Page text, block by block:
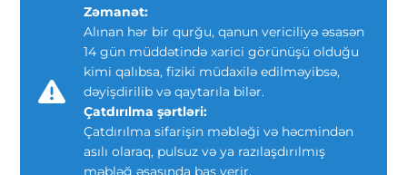
Zəmanət:
Alınan hər bir qurğu, qanun vericiliyə əsasən
14 gün müddətində xarici görünüşü olduğu
kimi qalıbsa, fiziki müdaxilə edilməyibsə,
dəyişdirilib və qaytarıla bilər.
Çatdırılma şərtləri:
Çatdırılma sifarişin məbləği və həcmindən
asılı olaraq, pulsuz və ya razılaşdırılmış
məbləğ əsasında baş verir.